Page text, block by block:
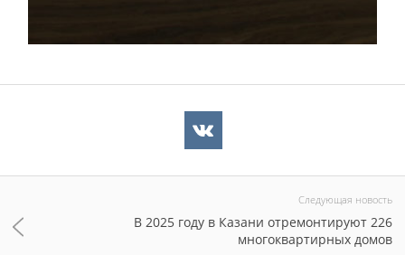
Следующая новость
В 2025 году в Казани отремонтируют 226
многоквартирных домов